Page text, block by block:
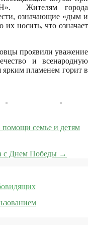
Жителям города
означающие «дым и
носить, что означает
проявили уважение
и всенародную
ярким пламенем горит в
помощи семье и детям
с Днем Победы →